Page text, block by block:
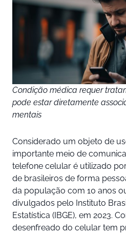
Condição médica requer
pode estar diretamente
mentais
Considerado um objeto de
importante meio de
telefone celular é utilizado
de brasileiros de forma
da população com 10 anos
divulgados pelo Instituto
Estatística (IBGE), em 2023.
desenfreado do celular tem